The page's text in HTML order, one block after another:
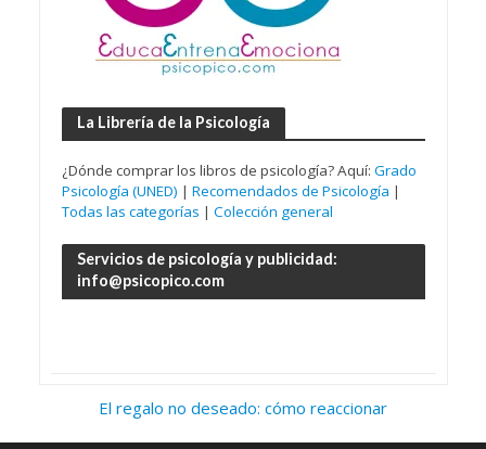
La Librería de la Psicología
¿Dónde comprar los libros de psicología? Aquí: Grado
Psicología (UNED) | Recomendados de Psicología |
Todas las categorías | Colección general
Servicios de psicología y publicidad:
info@psicopico.com
El regalo no deseado: cómo reaccionar